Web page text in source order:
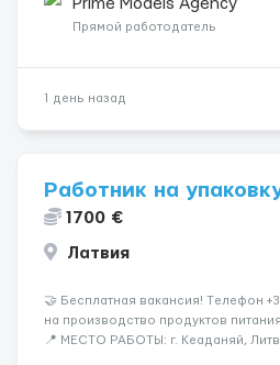
поважаємо особ...
Prime Models Agency
Прямой работодатель
1 день назад
Работник на
1700 €
Латвия
🤝 Бесплатная вакансия! Tелефон
на производство продуктов
📍 МЕСТО РАБОТЫ: г. Кеаданяй,